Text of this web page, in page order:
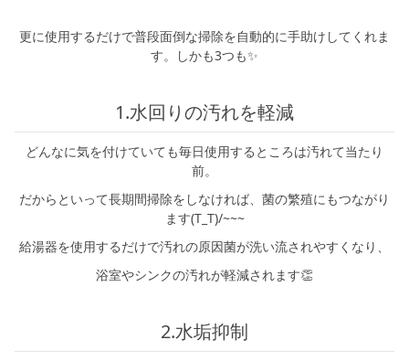
更に使用するだけで普段面倒な掃除を自動的に手助けしてくれま
す。しかも3つも✨
1.水回りの汚れを軽減
どんなに気を付けていても毎日使用するところは汚れて当たり
前。
だからといって長期間掃除をしなければ、菌の繁殖にもつながり
ます(T_T)/~~~
給湯器を使用するだけで汚れの原因菌が洗い流されやすくなり、
浴室やシンクの汚れが軽減されます👏
2.水垢抑制